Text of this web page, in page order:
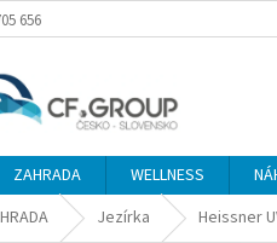
656
ZAHRADA WELLNESS
Jezírka Heissner